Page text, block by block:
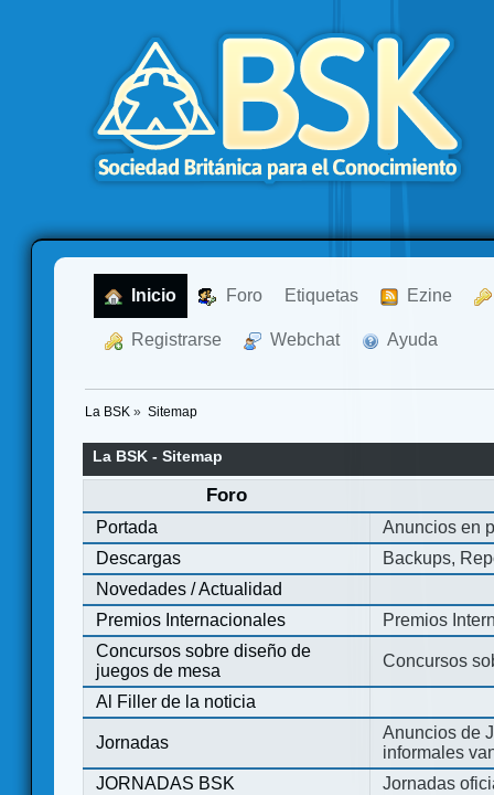
Inicio Foro Etiquetas Ezine
Registrarse Webchat Ayuda
La BSK » Sitemap
La BSK - Sitemap
Foro
Portada
Anuncios en
Descargas
Backups,
Novedades / Actualidad
Premios Internacionales
Premios
Concursos sobre diseño de
juegos de mesa
Concursos
Al Filler de la noticia
Jornadas
Anuncios de
informales
JORNADAS BSK
Jornadas